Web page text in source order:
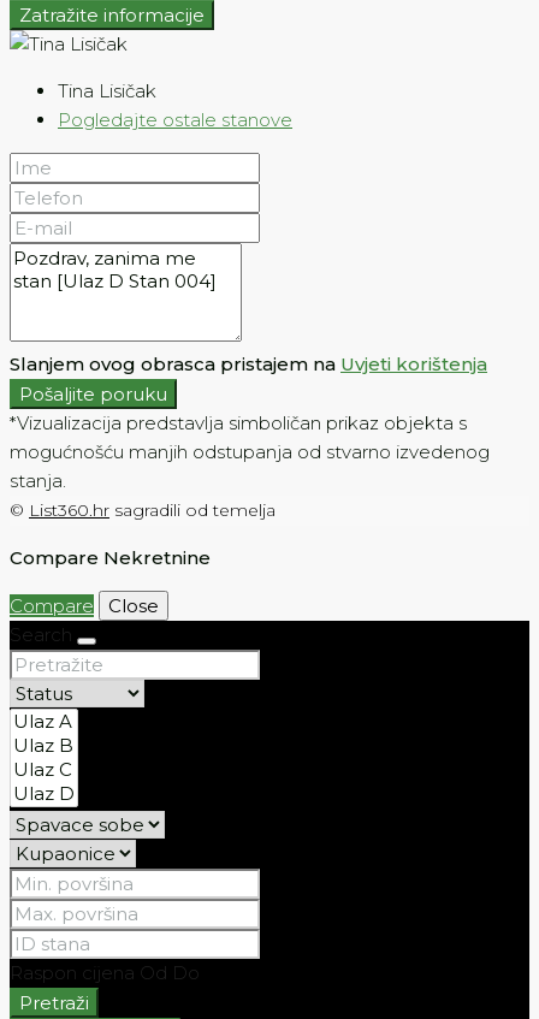
Zatražite informacije
Tina Lisičak
Pogledajte ostale stanove
Slanjem ovog obrasca pristajem na Uvjeti korištenja
Pošaljite poruku
*Vizualizacija predstavlja simboličan prikaz objekta s
mogućnošću manjih odstupanja od stvarno izvedenog
stanja.
© List360.hr sagradili od temelja
Compare Nekretnine
Compare
Close
Search
Raspon cijena Od Do
Pretraži